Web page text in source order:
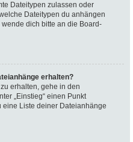
Dateitypen zulassen oder
Dateitypen du anhängen
dich bitte an die Board-
erhalten?
erhalten, gehe in den
„Einstieg“ einen Punkt
eine Liste deiner Dateianhänge